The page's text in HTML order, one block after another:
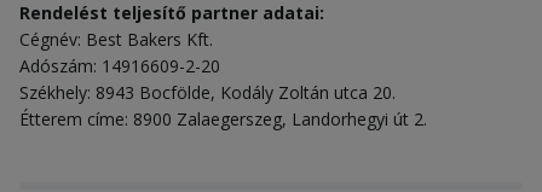
Rendelést teljesítő partner adatai:
Cégnév: Best Bakers Kft.
Adószám: 14916609-2-20
Székhely: 8943 Bocfölde, Kodály Zoltán utca 20.
Étterem címe: 8900 Zalaegerszeg, Landorhegyi út 2.